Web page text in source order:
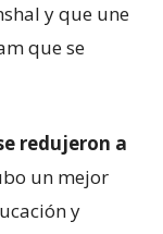
y que une
que se
redujeron a
un mejor
y